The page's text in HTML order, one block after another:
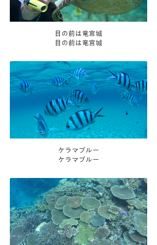
目の前は竜宮城
目の前は竜宮城
ケラマブルー
ケラマブルー